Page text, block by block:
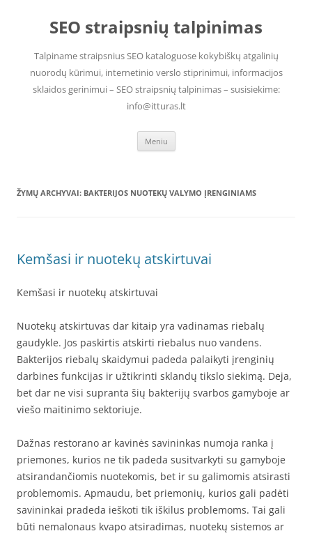
SEO straipsnių talpinimas
Talpiname straipsnius SEO kataloguose kokybiškų atgalinių
nuorodų kūrimui, internetinio verslo stiprinimui, informacijos
sklaidos gerinimui – SEO straipsnių talpinimas – susisiekime:
info@itturas.lt
Meniu
ŽYMŲ ARCHYVAI: BAKTERIJOS NUOTEKŲ VALYMO ĮRENGINIAMS
Kemšasi ir nuotekų atskirtuvai
Kemšasi ir nuotekų atskirtuvai
Nuotekų atskirtuvas dar kitaip yra vadinamas riebalų
gaudykle. Jos paskirtis atskirti riebalus nuo vandens.
Bakterijos riebalų skaidymui padeda palaikyti įrenginių
darbines funkcijas ir užtikrinti sklandų tikslo siekimą. Deja,
bet dar ne visi supranta šių bakterijų svarbos gamyboje ar
viešo maitinimo sektoriuje.
Dažnas restorano ar kavinės savininkas numoja ranka į
priemones, kurios ne tik padeda susitvarkyti su gamyboje
atsirandančiomis nuotekomis, bet ir su galimomis atsirasti
problemomis. Apmaudu, bet priemonių, kurios gali padėti
savininkai pradeda ieškoti tik iškilus problemoms. Tai gali
būti nemalonaus kvapo atsiradimas, nuotekų sistemos ar